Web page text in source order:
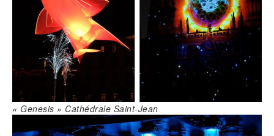
« Genesis » Cathédrale Saint-Jean